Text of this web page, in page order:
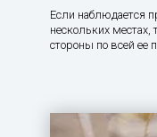
Если наблюдается
нескольких местах,
стороны по всей ее